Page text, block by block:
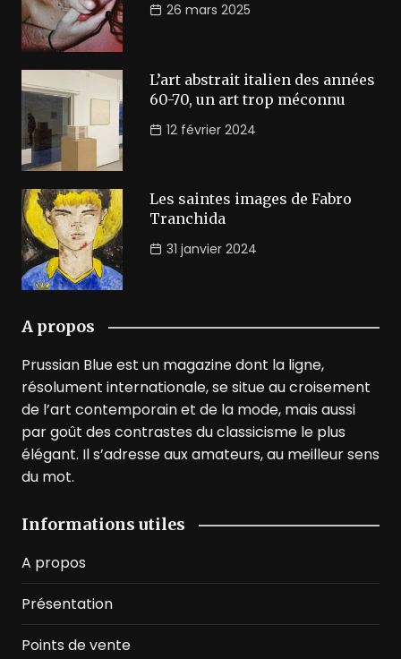
26 mars 2025
L’art abstrait italien des années
60-70, un art trop méconnu
12 février 2024
Les saintes images de Fabro
Tranchida
31 janvier 2024
A propos
Prussian Blue est un magazine dont la ligne,
résolument internationale, se situe au croisement
de l’art contemporain et de la mode, mais aussi
par goût des contrastes du classicisme le plus
élégant. Il s’adresse aux amateurs, au meilleur sens
du mot.
Informations utiles
A propos
Présentation
Points de vente